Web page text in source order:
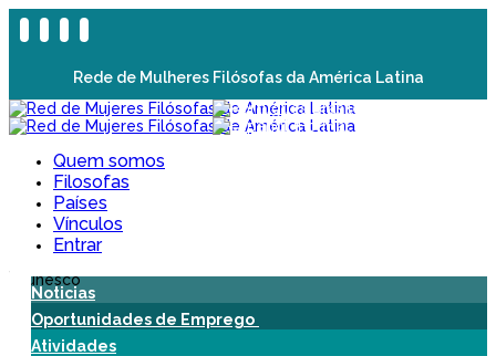
Rede de Mulheres Filósofas da América Latina
Quem somos
Filosofas
Países
Vínculos
Entrar
Noticias
Oportunidades de Emprego
Atividades